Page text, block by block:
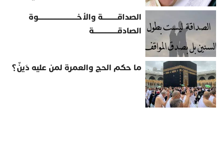
الصداقــــــــــة والأخــــــــــــــــــــــــــوة
الصادقــــــــــــــــة
ما حكم الحج والعمرة لمن عليه دَينٌ؟